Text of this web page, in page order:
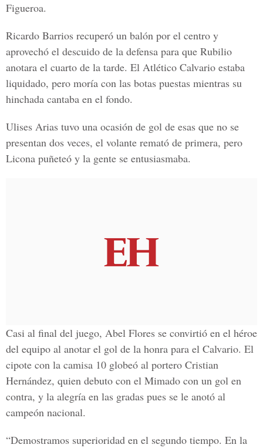
Figueroa.
Ricardo Barrios recuperó un balón por el centro y
aprovechó el descuido de la defensa para que Rubilio
anotara el cuarto de la tarde. El Atlético Calvario estaba
liquidado, pero moría con las botas puestas mientras su
hinchada cantaba en el fondo.
Ulises Arias tuvo una ocasión de gol de esas que no se
presentan dos veces, el volante remató de primera, pero
Licona puñeteó y la gente se entusiasmaba.
Casi al final del juego, Abel Flores se convirtió en el héroe
del equipo al anotar el gol de la honra para el Calvario. El
cipote con la camisa 10 globeó al portero Cristian
Hernández, quien debuto con el Mimado con un gol en
contra, y la alegría en las gradas pues se le anotó al
campeón nacional.
“Demostramos superioridad en el segundo tiempo. En la